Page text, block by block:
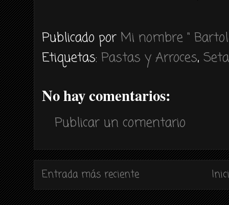
Publicado por Mi nombre "
Etiquetas: Pastas y Arroces,
No hay comentarios:
Publicar un comentario
Entrada más reciente